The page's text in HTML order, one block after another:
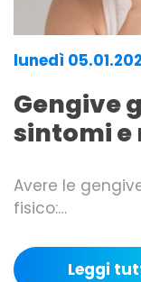
lunedì
Gengive
sintomi
Avere le
fisico:…
Leggi